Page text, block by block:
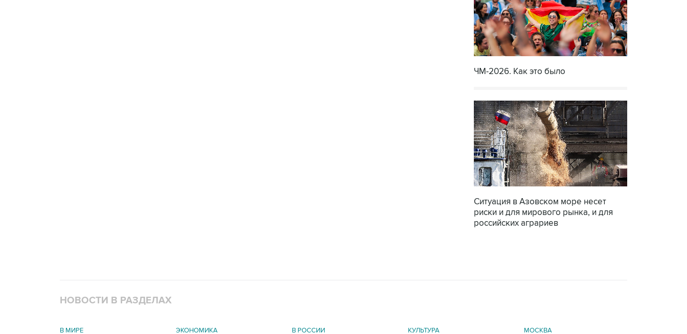
ЧМ-2026. Как это было
Ситуация в Азовском море несет
риски и для мирового рынка, и для
российских аграриев
НОВОСТИ В РАЗДЕЛАХ
В МИРЕ ЭКОНОМИКА В РОССИИ КУЛЬТУРА МОСКВА